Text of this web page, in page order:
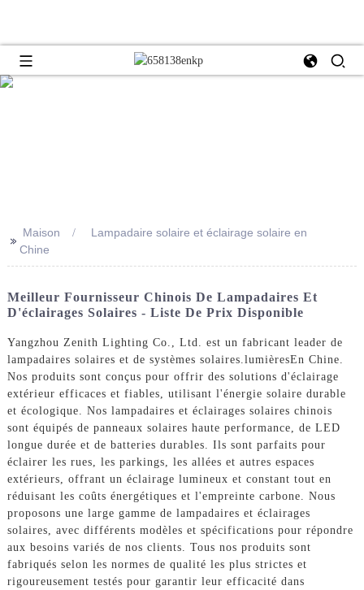
>> Maison
Lampadaire solaire et éclairage solaire en
Chine
Meilleur Fournisseur Chinois De Lampadaires Et
D'éclairages Solaires - Liste De Prix Disponible
Yangzhou Zenith Lighting Co., Ltd. est un fabricant leader de
lampadaires solaires et de systèmes solaires.lumièresEn Chine.
Nos produits sont conçus pour offrir des solutions d'éclairage
extérieur efficaces et fiables, utilisant l'énergie solaire durable
et écologique. Nos lampadaires et éclairages solaires chinois
sont équipés de panneaux solaires haute performance, de LED
longue durée et de batteries durables. Ils sont parfaits pour
éclairer les rues, les parkings, les allées et autres espaces
extérieurs, offrant un éclairage lumineux et constant tout en
réduisant les coûts énergétiques et l'empreinte carbone. Nous
proposons une large gamme de lampadaires et éclairages
solaires, avec différents modèles et spécifications pour répondre
aux besoins variés de nos clients. Tous nos produits sont
fabriqués selon les normes de qualité les plus strictes et
rigoureusement testés pour garantir leur efficacité dans